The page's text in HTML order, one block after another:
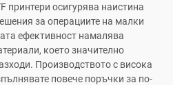
принтери осигурява наистина
за операциите на малки
ефективност намалява
което значително
Производството с висока
повече поръчки за по-